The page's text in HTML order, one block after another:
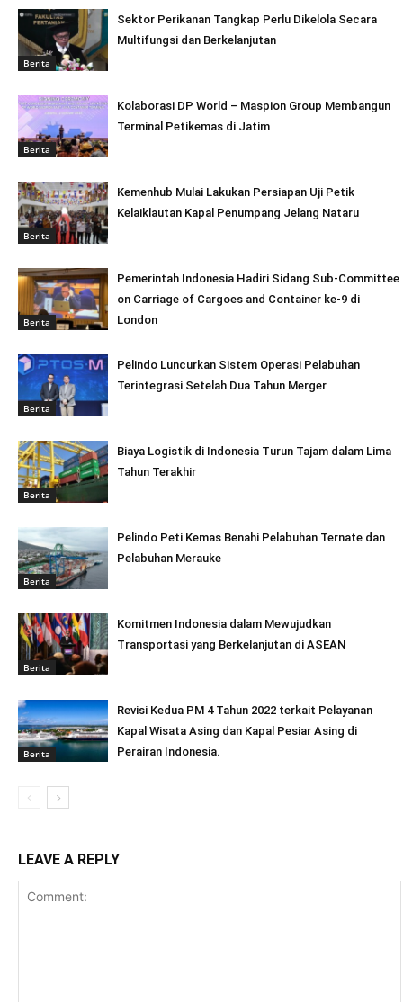
Berita
Sektor Perikanan Tangkap Perlu Dikelola Secara
Multifungsi dan Berkelanjutan
Berita
Kolaborasi DP World – Maspion Group Membangun
Terminal Petikemas di Jatim
Berita
Kemenhub Mulai Lakukan Persiapan Uji Petik
Kelaiklautan Kapal Penumpang Jelang Nataru
Berita
Pemerintah Indonesia Hadiri Sidang Sub-Committee
on Carriage of Cargoes and Container ke-9 di
London
Berita
Pelindo Luncurkan Sistem Operasi Pelabuhan
Terintegrasi Setelah Dua Tahun Merger
Berita
Biaya Logistik di Indonesia Turun Tajam dalam Lima
Tahun Terakhir
Berita
Pelindo Peti Kemas Benahi Pelabuhan Ternate dan
Pelabuhan Merauke
Berita
Komitmen Indonesia dalam Mewujudkan
Transportasi yang Berkelanjutan di ASEAN
Berita
Revisi Kedua PM 4 Tahun 2022 terkait Pelayanan
Kapal Wisata Asing dan Kapal Pesiar Asing di
Perairan Indonesia.
LEAVE A REPLY